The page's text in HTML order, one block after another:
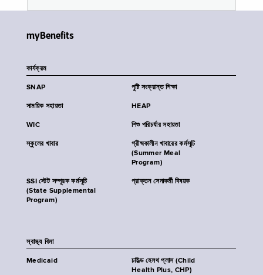
myBenefits
কার্যক্রম
SNAP পুষ্টি সংক্রান্ত শিক্ষা
সাময়িক সহায়তা HEAP
WIC শিশু পরিচর্যার সহায়তা
স্কুলের খাবার
গ্রীষ্মকালীন খাবারের কর্মসূচি
(Summer Meal
Program)
SSI স্টেট সম্পূরক কর্মসূচি
(State Supplemental
Program)
প্রাক্তন সেনাকর্মী বিষয়ক
স্বাস্থ্য বিমা
Medicaid
চাইল্ড হেলথ প্লাস (Child
Health Plus, CHP)